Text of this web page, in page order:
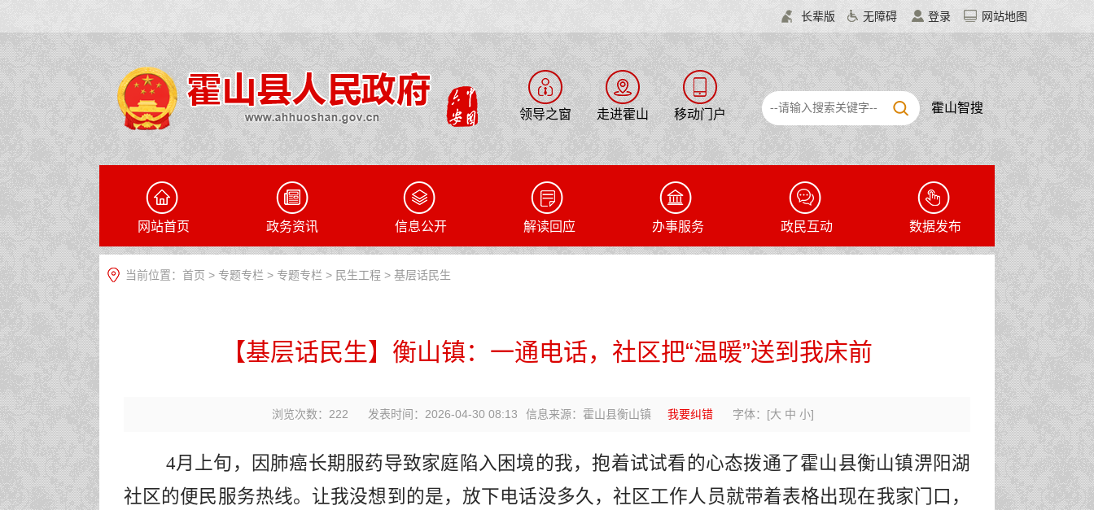
长辈版 无障碍 登录 网站地图
领导之窗 走进霍山 移动门户 霍山智搜
网站首页 政务资讯 信息公开 解读回应 办事服务 政民互动 数据发布
当前位置： 首页 > 专题专栏 > 专题专栏 > 民生工程 > 基层话民生
【基层话民生】衡山镇：一通电话，社区把“温暖”送到我床前
浏览次数： 222 发表时间：2026-04-30 08:13 信息来源：霍山县衡山镇 我要纠错 字体： [大 中 小]
4月上旬，因肺癌长期服药导致家庭陷入困境的我，抱着试试看的心态拨通了霍山县衡山镇淠阳湖
社区的便民服务热线。让我没想到的是，放下电话没多久，社区工作人员就带着表格出现在我家门口，